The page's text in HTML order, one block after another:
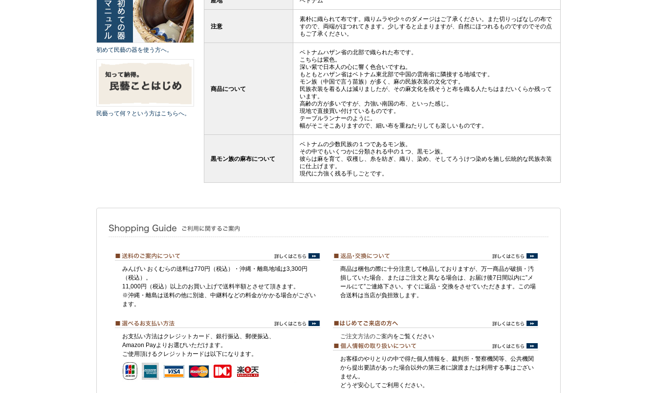
初めて民藝の器を使う方へ。
民藝って何？という方はこちらへ。
注意
素朴に織られて布です。織りムラや少々のダメージはご了承ください。また切りっぱなしの布で
すので、両端がほつれてきます。少しすると止まりますが、自然にほつれるものですのでその点
もご了承ください。
商品について
ベトナムハザン省の北部で織られた布です。
こちらは紫色。
深い紫で日本人の心に響く色合いですね。
もともとハザン省はベトナム東北部で中国の雲南省に隣接する地域です。
モン族（中国で言う苗族）が多く、麻の民族衣装の文化です。
民族衣装を着る人は減りましたが、その麻文化を残そうと布を織る人たちはまだいくらか残って
います。
高齢の方が多いですが、力強い南国の布、といった感じ。
現地で直接買い付けているものです。
テーブルランナーのように。
幅がそこそこありますので、細い布を重ねたりしても楽しいものです。
黒モン族の麻布について
ベトナムの少数民族の１つであるモン族。
その中でもいくつかに分類される中の１つ、黒モン族。
彼らは麻を育て、収穫し、糸を紡ぎ、織り、染め、そしてろうけつ染めを施し伝統的な民族衣装
に仕上げます。
現代に力強く残る手しごとです。
みんげい おくむらの送料は770円（税込）・沖縄・離島地域は3,300円
（税込）。
11,000円（税込）以上のお買い上げで送料半額とさせて頂きます。
※沖縄・離島は送料の他に別途、中継料などの料金がかかる場合がござい
ます。
商品は梱包の際に十分注意して検品しておりますが、万一商品が破損・汚
損していた場合、またはご注文と異なる場合は、お届け後7日間以内に”メ
ールにて”ご連絡下さい。すぐに返品・交換をさせていただきます。この場
合送料は当店が負担致します。
お支払い方法はクレジットカード、銀行振込、郵便振込、
Amazon Payよりお選びいただけます。
ご使用頂けるクレジットカードは以下になります。
ご注文方法のご案内をご覧ください
お客様のやりとりの中で得た個人情報を、裁判所・警察機関等、公共機関
から提出要請があった場合以外の第三者に譲渡または利用する事はござい
ません。
どうぞ安心してご利用ください。